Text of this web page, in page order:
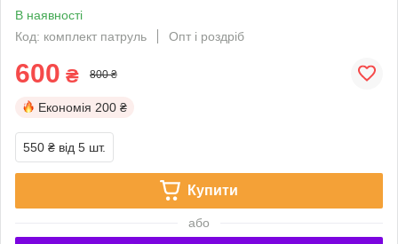
В наявності
Код: комплект патруль
Опт і роздріб
600 ₴ 800 ₴
Економія 200 ₴
550 ₴ від 5 шт.
Купити
або